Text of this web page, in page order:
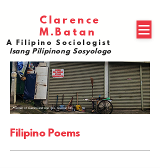
A Filipino Sociologist
Pilipinong Sosyologo
Clarence
M.Batan
A Filipino Sociologist
Isang Pilipinong Sosyologo
📍Corner of Cuenco and Apo Sts, Quezon City
Filipino Poems